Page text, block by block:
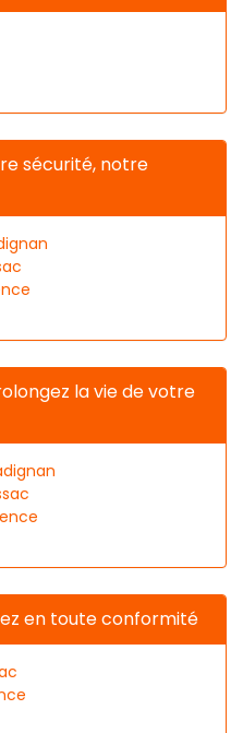
sécurité, notre
la vie de votre
en toute conformité